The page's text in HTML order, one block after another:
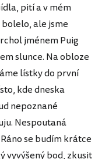
pití a v mém
ale jsme
jménem Puig
slunce. Na obloze
lístky do první
kde dneska
nepoznané
Nespoutaná
se budím krátce
vyvýšený bod, zkusit